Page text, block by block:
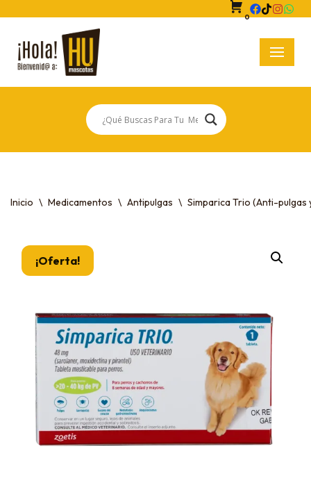
Saltar
al
contenido
0
Inicio \ Medicamentos \ Antipulgas \ Simparica Trio (Anti-
¡Oferta!